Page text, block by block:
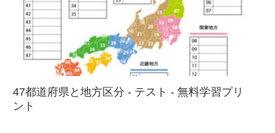
47都道府県と地方区分 - テスト - 無料学習プリ
ント